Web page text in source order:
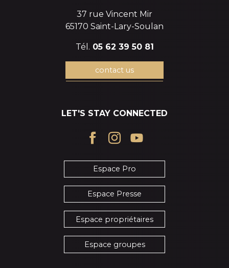
37 rue Vincent Mir
65170 Saint-Lary-Soulan
Tél. 05 62 39 50 81
contact us
LET'S STAY CONNECTED
Espace Pro
Espace Presse
Espace propriétaires
Espace groupes